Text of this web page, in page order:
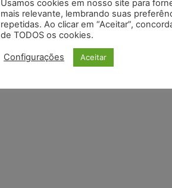
Usamos cookies em nosso site para
mais relevante, lembrando suas
repetidas. Ao clicar em “Aceitar”,
de TODOS os cookies.
Configurações Aceitar